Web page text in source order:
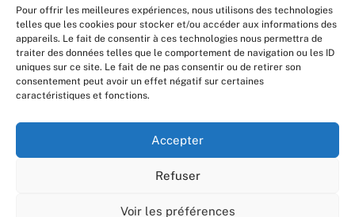
Pour offrir les meilleures expériences, nous utilisons des technologies
telles que les cookies pour stocker et/ou accéder aux informations des
appareils. Le fait de consentir à ces technologies nous permettra de
traiter des données telles que le comportement de navigation ou les ID
uniques sur ce site. Le fait de ne pas consentir ou de retirer son
consentement peut avoir un effet négatif sur certaines
caractéristiques et fonctions.
Accepter
Refuser
Voir les préférences
Nos prochains évènements
Formation : Réaliser un diagnostic sociotechnique au
domicile de ménages en précarité énergétique
Formation : Réaliser un diagnostic sociotechnique au
domicile de ménages en précarité énergétique